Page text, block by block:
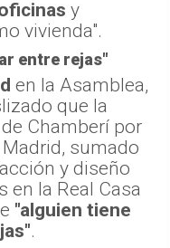
y
vivienda".
entre rejas"
en la Asamblea,
que la
Chamberí por
sumado
y diseño
en la Real Casa
"alguien tiene
.